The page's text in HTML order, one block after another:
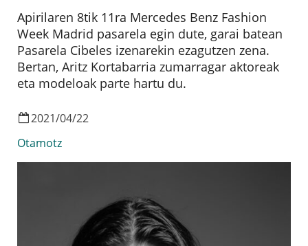
Apirilaren 8tik 11ra Mercedes Benz Fashion
Week Madrid pasarela egin dute, garai batean
Pasarela Cibeles izenarekin ezagutzen zena.
Bertan, Aritz Kortabarria zumarragar aktoreak
eta modeloak parte hartu du.
2021/04/22
Otamotz